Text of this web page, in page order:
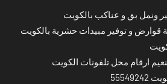
بق و عناكب بالكويت
و توفير مبيدات حشرية بالكويت
ارقام محل تلفونات الكويت